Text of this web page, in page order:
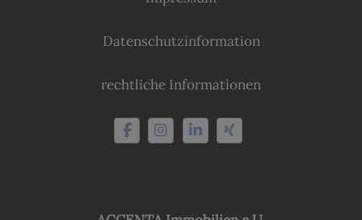
Datenschutzinformation
rechtliche Informationen